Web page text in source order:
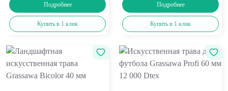
Подробнее
Купить в 1 клик
Подробнее
Купить в 1 клик